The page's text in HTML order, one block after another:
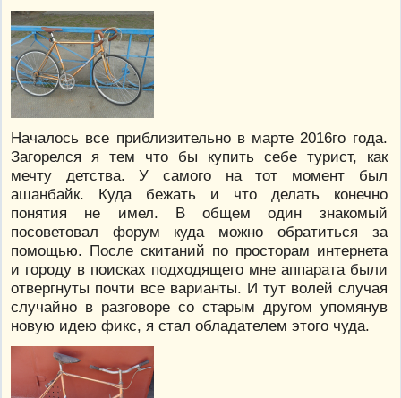
Началось все приблизительно в марте 2016го года.
Загорелся я тем что бы купить себе турист, как
мечту детства. У самого на тот момент был
ашанбайк. Куда бежать и что делать конечно
понятия не имел. В общем один знакомый
посоветовал форум куда можно обратиться за
помощью. После скитаний по просторам интернета
и городу в поисках подходящего мне аппарата были
отвергнуты почти все варианты. И тут волей случая
случайно в разговоре со старым другом упомянув
новую идею фикс, я стал обладателем этого чуда.